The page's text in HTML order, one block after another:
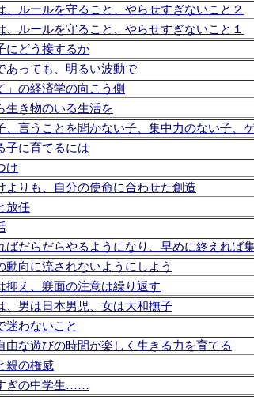
、ルールを守ること、やらせすぎないこと２
、ルールを守ること、やらせすぎないこと１
にどう接するか
あっても、明るい波動で
」の経済学の向こう側
生き物のいる生活を
、言うことを聞かない子、集中力のない子、
子に育てるには
け
よりも、自分の使命に合わせた創造
放任
ばだらだらやるようになり、早めに終えれば
動向に流されないようにしよう
抑え、躾面の注意は繰り返す
、男は日本男児、女は大和撫子
迷わないこと
由な遊びの時間が楽しく生きる力を育てる
親の権威
ぎの中学生……